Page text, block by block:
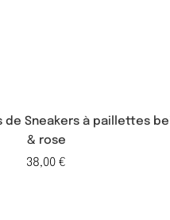
de Sneakers à paillettes
& rose
38,00 €